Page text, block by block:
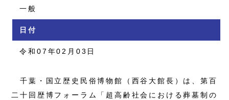
一般
日付
令和07年02月03日
千葉・国立歴史民俗博物館（西谷大館長）は、第百
二十回歴博フォーラム「超高齢社会における葬墓制の